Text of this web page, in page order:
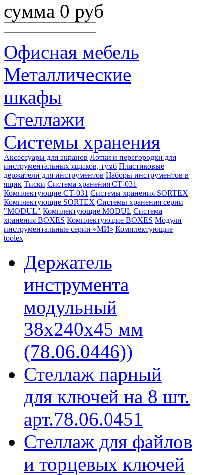
сумма 0 руб
Офисная мебель
Металлические
шкафы
Стеллажи
Системы хранения
Аксессуары для экранов Лотки и перегородки для
инструментальных ящиков, тумб Пластиковые
держатели для инструментов Наборы инструментов в
ящик Тиски Система хранения СТ-031
Комплектующие СТ-031 Системы хранения SORTEX
Комплектующие SORTEX Системы хранения серии
"MODUL" Комплектующие MODUL Система
хранения BOXES Комплектующие BOXES Модули
инструментальные серии «МИ» Комплектующие
toolex
Держатель
инструмента
модульный
38х240х45 мм
(78.06.0446))
Стеллаж парный
для ключей на 8 шт.
арт.78.06.0451
Стеллаж для файлов
и торцевых ключей